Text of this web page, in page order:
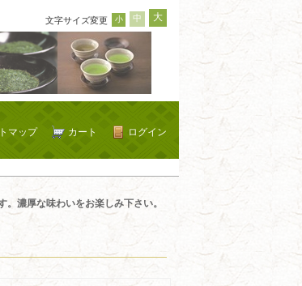
文字サイズ変更 小 中 大
ログイン
カート
マップ
。濃厚な味わいをお楽しみ下さい。